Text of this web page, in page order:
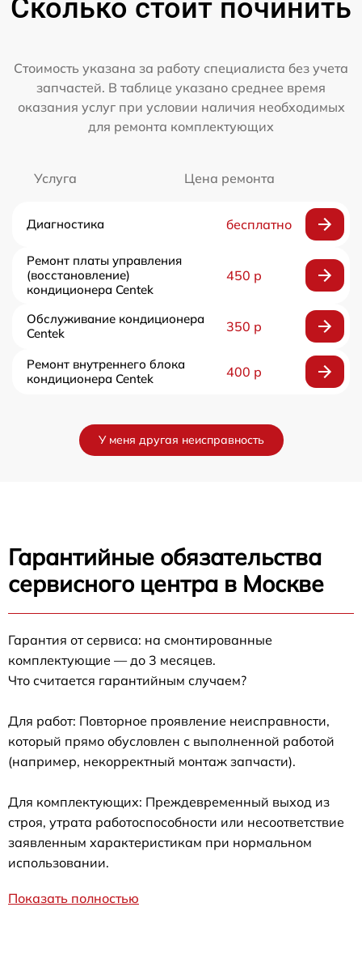
Сколько стоит починить
Стоимость указана за работу специалиста без учета
запчастей. В таблице указано среднее время
оказания услуг при условии наличия необходимых
для ремонта комплектующих
Услуга Цена ремонта
Диагностика бесплатно
Ремонт платы управления
(восстановление)
кондиционера Centek
450 р
Обслуживание кондиционера
Centek
350 р
Ремонт внутреннего блока
кондиционера Centek
400 р
У меня другая неисправность
Гарантийные обязательства
сервисного центра в Москве
Гарантия от сервиса: на смонтированные
комплектующие — до 3 месяцев.
Что считается гарантийным случаем?
Для работ: Повторное проявление неисправности,
который прямо обусловлен с выполненной работой
(например, некорректный монтаж запчасти).
Для комплектующих: Преждевременный выход из
строя, утрата работоспособности или несоответствие
заявленным характеристикам при нормальном
использовании.
Показать полностью